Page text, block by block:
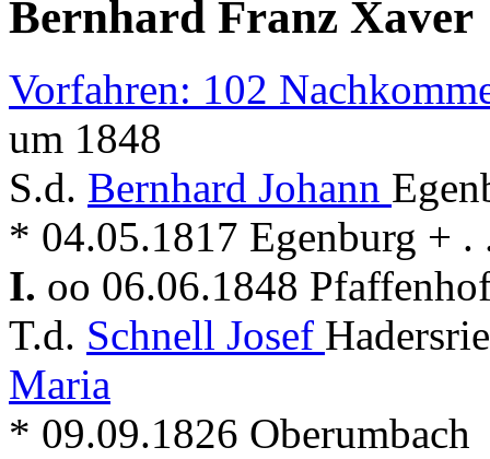
Bernhard Franz Xaver
Vorfahren: 102
um 1848
S.d. Bernhard Johann
* 04.05.1817 Egenburg +
I. oo 06.06.1848
T.d. Schnell Josef
Maria
* 09.09.1826 Oberumbach